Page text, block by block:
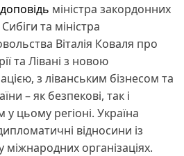
міністра закордонних
та міністра
Віталія Коваля про
та Лівані з новою
з ліванським бізнесом та
– як безпекові, так і
у цьому регіоні. Україна
відносини із
міжнародних організаціях.